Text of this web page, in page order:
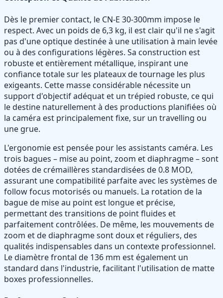
Dès le premier contact, le CN-E 30-300mm impose le
respect. Avec un poids de 6,3 kg, il est clair qu'il ne s'agit
pas d'une optique destinée à une utilisation à main levée
ou à des configurations légères. Sa construction est
robuste et entièrement métallique, inspirant une
confiance totale sur les plateaux de tournage les plus
exigeants. Cette masse considérable nécessite un
support d'objectif adéquat et un trépied robuste, ce qui
le destine naturellement à des productions planifiées où
la caméra est principalement fixe, sur un travelling ou
une grue.
L'ergonomie est pensée pour les assistants caméra. Les
trois bagues – mise au point, zoom et diaphragme – sont
dotées de crémaillères standardisées de 0.8 MOD,
assurant une compatibilité parfaite avec les systèmes de
follow focus motorisés ou manuels. La rotation de la
bague de mise au point est longue et précise,
permettant des transitions de point fluides et
parfaitement contrôlées. De même, les mouvements de
zoom et de diaphragme sont doux et réguliers, des
qualités indispensables dans un contexte professionnel.
Le diamètre frontal de 136 mm est également un
standard dans l'industrie, facilitant l'utilisation de matte
boxes professionnelles.